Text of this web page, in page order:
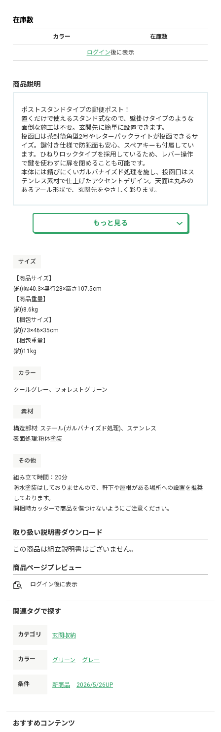
在庫数
カラー 在庫数
ログイン後に表示
商品説明
ポストスタンドタイプの郵便ポスト！
置くだけで使えるスタンド式なので、壁掛けタイプのような
面倒な施工は不要。玄関先に簡単に設置できます。
投函口は茶封筒角型2号やレターパックライトが投函できるサ
イズ。鍵付き仕様で防犯面も安心、スペアキーも付属してい
ます。ひねりロックタイプを採用しているため、レバー操作
で鍵を使わずに扉を閉めることも可能です。
本体には錆びにくいガルバナイズド処理を施し、投函口はス
テンレス素材で仕上げたアクセントデザイン。天面は丸みの
あるアール形状で、玄関先をやさしく彩ります。
ンカーボルトも付属しているため、地面へ固定することもで
きます。
カラーはクールグレーとフォレストグリーンの2色展開。脚部
はブラックカラーで仕上げています。
もっと見る
サイズ
【商品サイズ】
(約)幅40.3×奥行28×高さ107.5cm
【商品重量】
(約)8.6kg
【梱包サイズ】
(約)73×46×35cm
【梱包重量】
(約)11kg
カラー
クールグレー、フォレストグリーン
素材
構造部材: スチール(ガルバナイズド処理)、ステンレス
表面処理:粉体塗装
その他
組み立て時間：20分
防水塗装はしておりませんので、軒下や屋根がある場所への設置を推奨
しております。
開梱時カッターで商品を傷つけないようにご注意ください。
取り扱い説明書ダウンロード
この商品は組立説明書はございません。
商品ページプレビュー
ログイン後に表示
関連タグで探す
カテゴリ 玄関収納
カラー グリーン グレー
条件 新商品 2026/5/26UP
おすすめコンテンツ